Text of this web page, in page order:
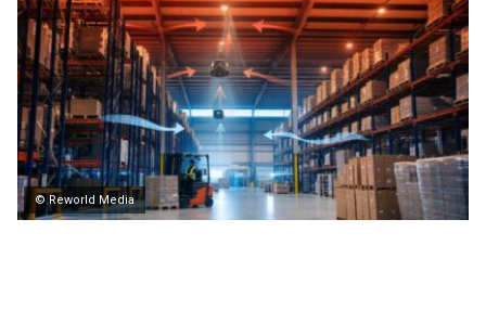
© Reworld Media